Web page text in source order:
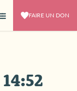
FAIRE UN DON